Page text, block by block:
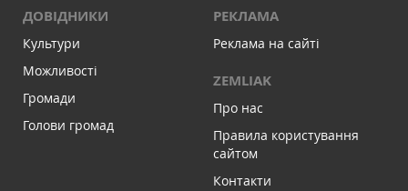
ДОВІДНИКИ
Культури
Можливості
Громади
Голови громад
РЕКЛАМА
Реклама на сайті
ZEMLIAK
Про нас
Правила користування
сайтом
Контакти